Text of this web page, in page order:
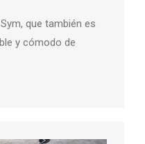
que también es
y cómodo de